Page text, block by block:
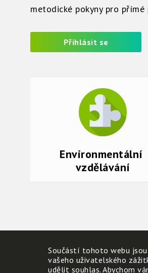
metodické pokyny pro
Přihlásit se
Environmentální
vzdělávání
Součástí tohoto webu jsou
vašeho uživatelského
udělit souhlas. Abychom